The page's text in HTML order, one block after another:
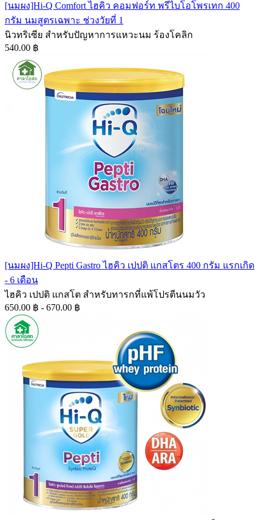
[นมผง]Hi-Q Comfort ไฮคิว คอมฟอร์ท พรีไบโอโพรเทก 400
กรัม นมสูตรเฉพาะ ช่วงวัยที่ 1
นิวทริเซีย สำหรับปัญหาการแหวะนม ร้องโคลิก
540.00 ฿
[นมผง]Hi-Q Pepti Gastro ไฮคิว เปปติ แกสโตร 400 กรัม แรกเกิด
- 6 เดือน
ไฮคิว เปปติ แกสโต สำหรับทารกที่แพ้โปรตีนนมวัว
650.00 ฿ - 670.00 ฿